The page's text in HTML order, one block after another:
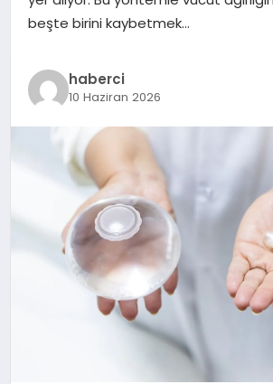
beşte birini kaybetmek…
haberci
10 Haziran 2026